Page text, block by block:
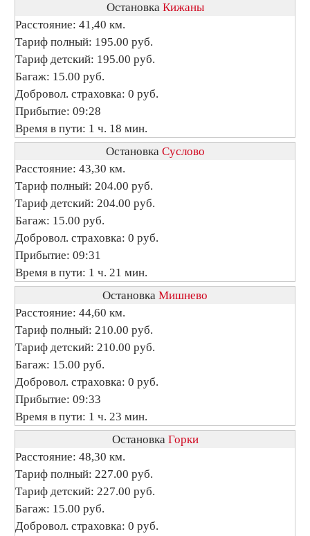
Остановка Кижаны
Расстояние: 41,40 км.
Тариф полный: 195.00 руб.
Тариф детский: 195.00 руб.
Багаж: 15.00 руб.
Добровол. страховка: 0 руб.
Прибытие: 09:28
Время в пути: 1 ч. 18 мин.
Остановка Суслово
Расстояние: 43,30 км.
Тариф полный: 204.00 руб.
Тариф детский: 204.00 руб.
Багаж: 15.00 руб.
Добровол. страховка: 0 руб.
Прибытие: 09:31
Время в пути: 1 ч. 21 мин.
Остановка Мишнево
Расстояние: 44,60 км.
Тариф полный: 210.00 руб.
Тариф детский: 210.00 руб.
Багаж: 15.00 руб.
Добровол. страховка: 0 руб.
Прибытие: 09:33
Время в пути: 1 ч. 23 мин.
Остановка Горки
Расстояние: 48,30 км.
Тариф полный: 227.00 руб.
Тариф детский: 227.00 руб.
Багаж: 15.00 руб.
Добровол. страховка: 0 руб.